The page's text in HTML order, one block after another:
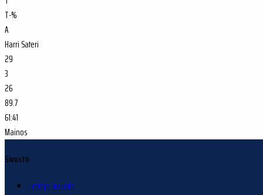
T-%
A
Harri Sateri
29
3
26
89.7
61:41
Mainos
Sivusto
Tietoja sivuista